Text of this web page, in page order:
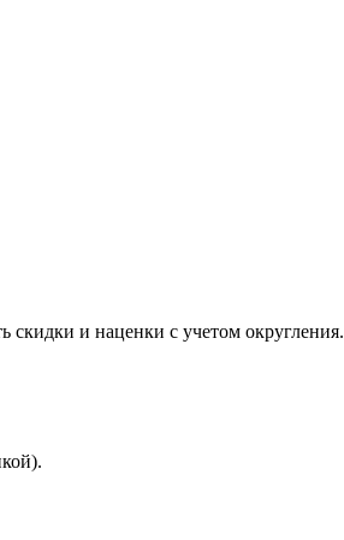
скидки и наценки с учетом округления.